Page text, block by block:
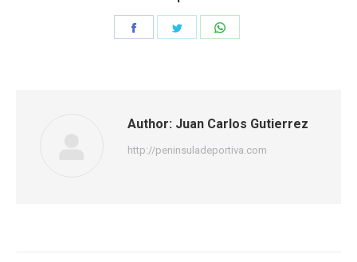
Share
Author: Juan Carlos Gutierrez
http://peninsuladeportiva.com